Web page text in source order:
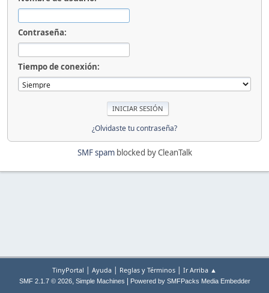
Contraseña:
Tiempo de conexión:
¿Olvidaste tu contraseña?
SMF spamblocked by CleanTalk
TinyPortal | Ayuda | Reglas y Términos | Ir Arriba ▲
SMF 2.1.7 © 2026, Simple Machines Powered by SMFPacks Media Embedder